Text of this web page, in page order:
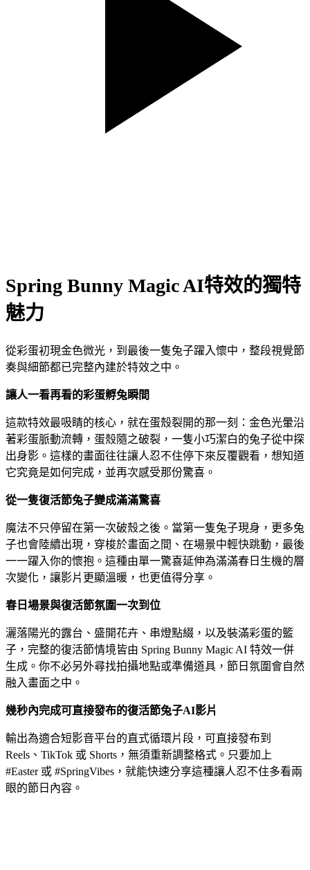
Spring Bunny Magic AI特效的獨特
魅力
從彩蛋初現金色微光，到最後一隻兔子躍入懷中，整段視覺節
奏與細節都已完整內建於特效之中。
讓人一看再看的彩蛋孵兔瞬間
這款特效最吸睛的核心，就在蛋殼裂開的那一刻：金色光暈沿
著彩蛋脈動流轉，蛋殼隨之破裂，一隻小巧潔白的兔子從中探
出身影。這樣的畫面往往讓人忍不住停下來反覆觀看，想知道
它究竟是如何完成，並再次感受那份驚喜。
從一隻復活節兔子變成滿滿驚喜
魔法不只停留在第一次破殼之後。當第一隻兔子現身，更多兔
子也會陸續出現，穿梭於畫面之間、在場景中輕快跳動，最後
一一躍入你的懷抱。這種由單一驚喜延伸為滿滿春日生機的層
次變化，讓影片更顯溫暖，也更值得分享。
春日場景與復活節氛圍一次到位
灑落陽光的露台、盛開花卉、串燈點綴，以及裝滿彩蛋的籃
子，完整的復活節情境皆由 Spring Bunny Magic AI 特效一併
生成。你不必另外尋找拍攝地點或準備道具，節日氛圍會自然
融入畫面之中。
幾秒內完成可直接發布的復活節兔子AI影片
輸出為適合短影音平台的直式循環片段，可直接發布到
Reels、TikTok 或 Shorts，無須重新調整格式。只要加上
#Easter 或 #SpringVibes，就能快速分享這種讓人忍不住多看兩
眼的節日內容。